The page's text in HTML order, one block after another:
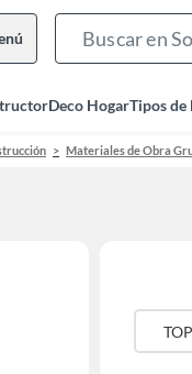
Deco HogarTipos de
Materiales de Obra